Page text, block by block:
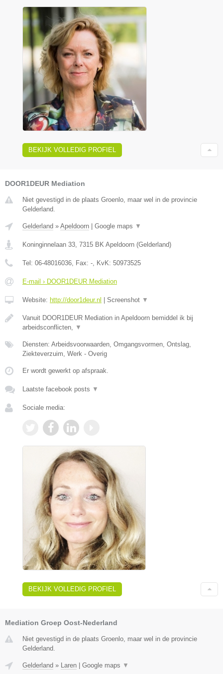
BEKIJK VOLLEDIG PROFIEL
DOOR1DEUR Mediation
Niet gevestigd in de plaats Groenlo, maar wel in de provincie
Gelderland.
Gelderland » Apeldoorn Google maps ▼
Koninginnelaan 33 7315 BK Apeldoorn (Gelderland)
Tel: 06-48016036 , Fax: - , KvK: 50973525
E-mail › DOOR1DEUR Mediation
Website: http://door1deur.nl Screenshot ▼
Vanuit DOOR1DEUR Mediation in Apeldoorn bemiddel ik bij
arbeidsconflicten,
▼
Diensten: Arbeidsvoorwaarden, Omgangsvormen, Ontslag,
Ziekteverzuim, Werk - Overig
Er wordt gewerkt op afspraak.
Laatste facebook posts ▼
Sociale media:
BEKIJK VOLLEDIG PROFIEL
Mediation Groep Oost-Nederland
Niet gevestigd in de plaats Groenlo, maar wel in de provincie
Gelderland.
Gelderland » Laren Google maps ▼